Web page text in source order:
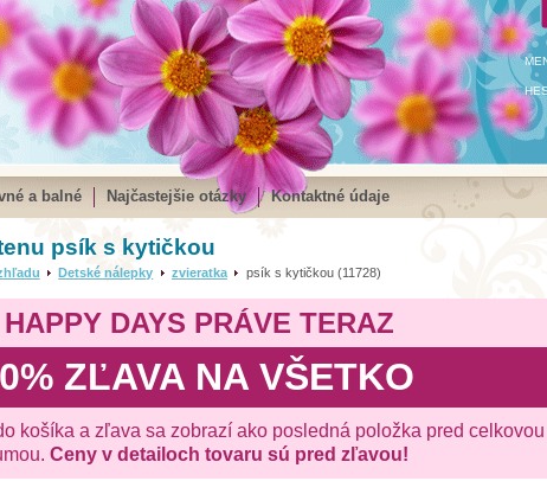
a balné Najčastejšie otázky Kontaktné údaje
psík s kytičkou
Detské nálepky zvieratka psík s kytičkou (11728)
HAPPY DAYS PRÁVE TERAZ
ZĽAVA NA VŠETKO
košíka a zľava sa zobrazí ako posledná položka pred celkovou
Ceny v detailoch tovaru sú pred zľavou!